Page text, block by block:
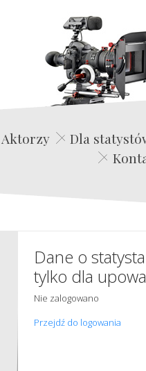
Aktorzy Dla
Dane o
tylko dla
Nie zalogowano
Przejdź do logowania